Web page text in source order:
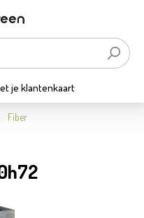
je klantenkaart
Fiber